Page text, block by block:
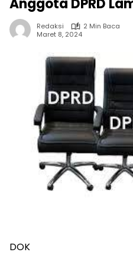
Anggota DPRD
Redaksi
2 Min Baca
Maret 8, 2024
DOK